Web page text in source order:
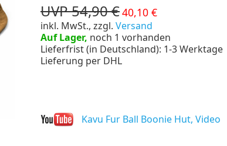
UVP 54,90 €40,10 €
inkl. MwSt., zzgl. Versand
Auf Lager, noch 1 vorhanden
Lieferfrist (in Deutschland): 1-3 Werktage
Lieferung per DHL
Kavu Fur Ball Boonie Hut, Video